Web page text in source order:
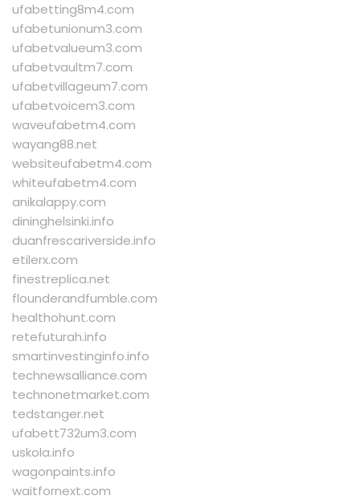
ufabetting8m4.com
ufabetunionum3.com
ufabetvalueum3.com
ufabetvaultm7.com
ufabetvillageum7.com
ufabetvoicem3.com
waveufabetm4.com
wayang88.net
websiteufabetm4.com
whiteufabetm4.com
anikalappy.com
dininghelsinki.info
duanfrescariverside.info
etilerx.com
finestreplica.net
flounderandfumble.com
healthohunt.com
retefuturah.info
smartinvestinginfo.info
technewsalliance.com
technonetmarket.com
tedstanger.net
ufabett732um3.com
uskola.info
wagonpaints.info
waitfornext.com